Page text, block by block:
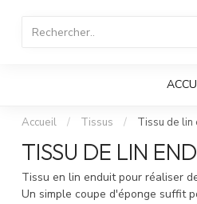
Accueil / Tissus / Tissu de lin
TISSU DE LIN
Tissu en lin enduit pour réaliser
Un simple coupe d'éponge suffit